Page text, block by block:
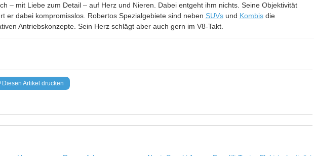
Diesen Artikel drucken
– mit Liebe zum Detail – auf Herz und Nieren. Dabei entgeht ihm nichts. Seine Objektivität
er dabei kompromisslos. Robertos Spezialgebiete sind neben SUVsund Kombisdie
Antriebskonzepte. Sein Herz schlägt aber auch gern im V8-Takt.